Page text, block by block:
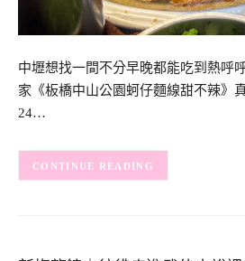
中壢想找一間不分早晚都能吃到熱呼
家《板橋中山公園蚵仔麵線甜不辣》
24…
CONTINUE READING